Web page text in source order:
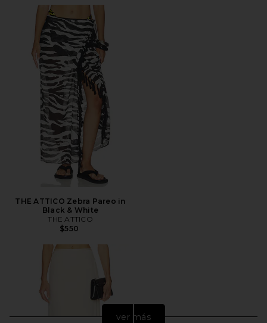
THE ATTICO Zebra Pareo in
Black & White
THE ATTICO
$550
ver más